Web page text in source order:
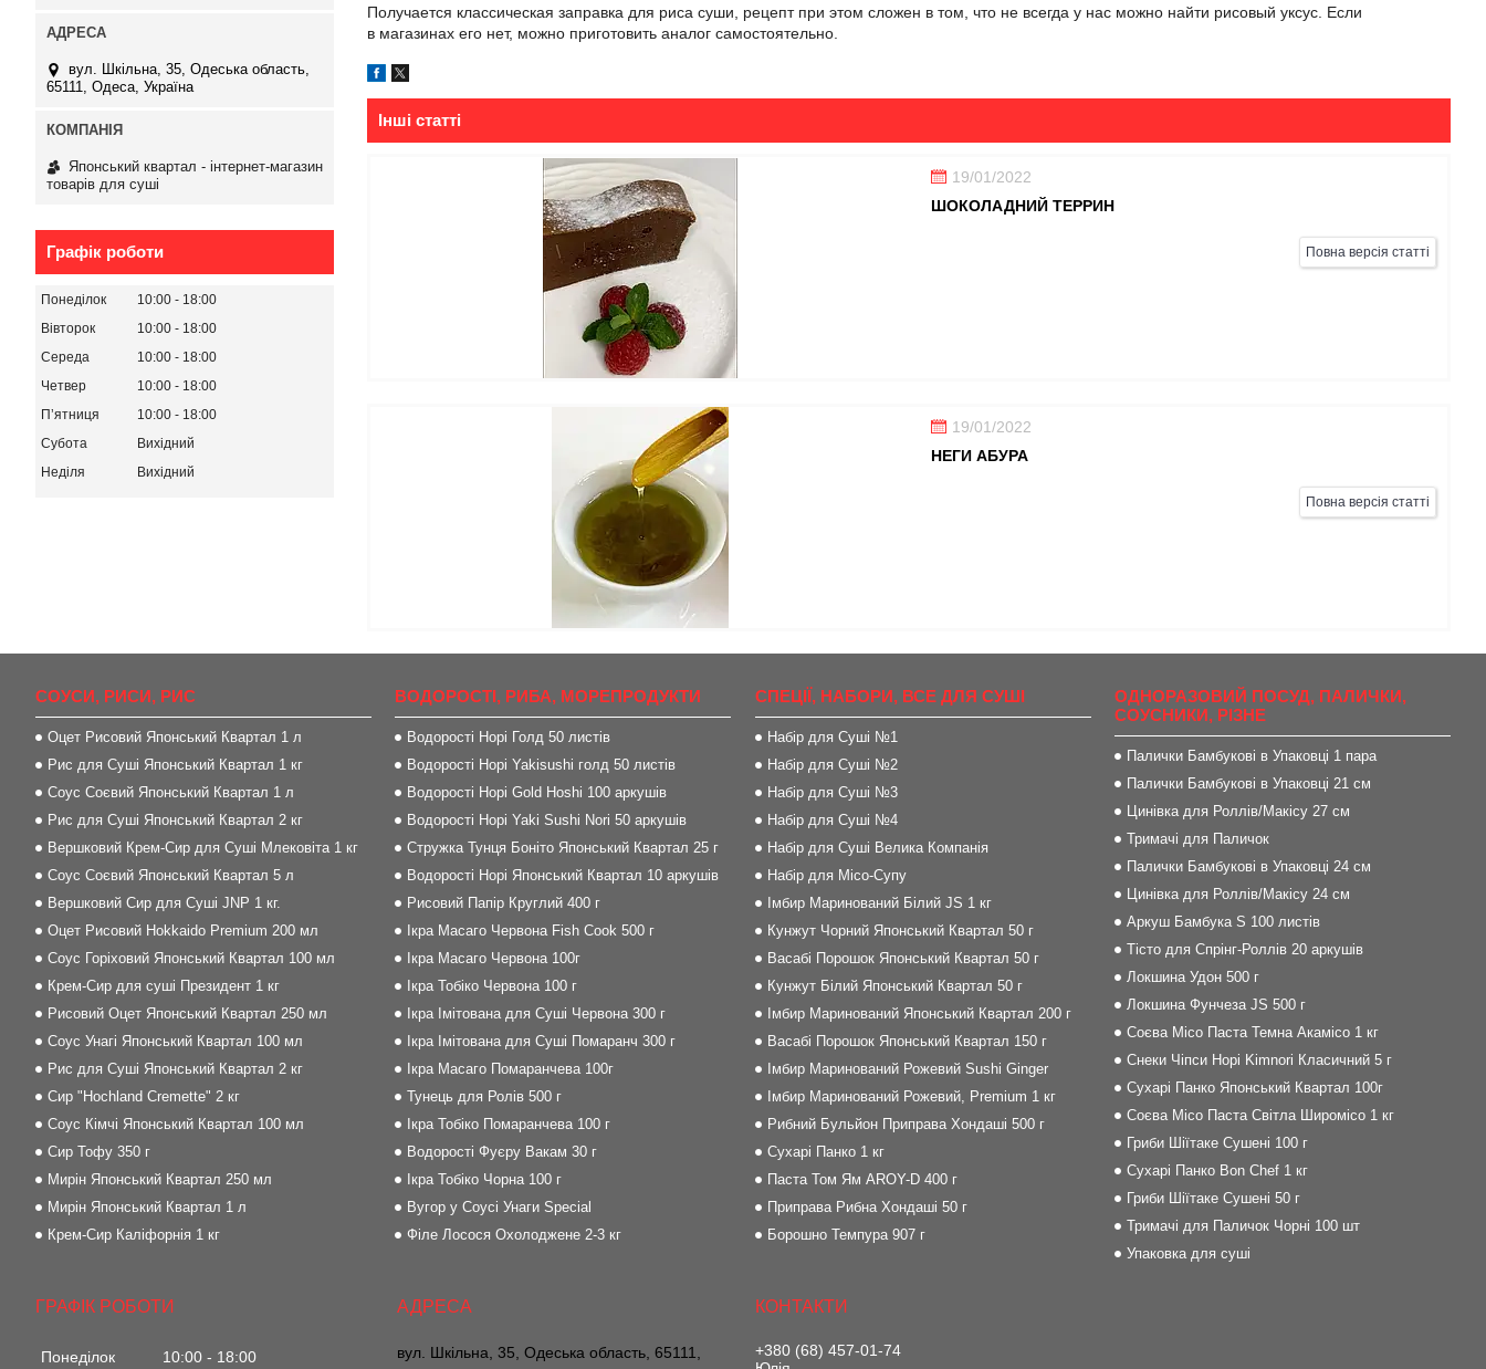
Получается классическая заправка для риса суши, рецепт при этом сложен в том, что не всегда у нас можно найти рисовый уксус. Если
в магазинах его нет, можно приготовить аналог самостоятельно.
Інші статті
19/01/2022
ШОКОЛАДНИЙ ТЕРРИН
Повна версія статті
19/01/2022
НЕГИ АБУРА
Повна версія статті
вул. Шкільна, 35, Одеська область,
65111, Одеса, Україна
Японський квартал - інтернет-магазин
товарів для суші
Графік роботи
Понеділок 10:00
18:00
Вівторок
10:00
18:00
Середа
10:00
18:00
Четвер
10:00
18:00
Пʼятниця
10:00
18:00
Субота
Вихідний
Неділя
Вихідний
СОУСИ, РИСИ, РИС
Оцет Рисовий Японський Квартал 1 л
Рис для Суші Японський Квартал 1 кг
Соус Соєвий Японський Квартал 1 л
Рис для Суші Японський Квартал 2 кг
Вершковий Крем-Сир для Суші Млековіта 1 кг
Соус Соєвий Японський Квартал 5 л
Вершковий Сир для Суші JNP 1 кг.
Оцет Рисовий Hokkaido Premium 200 мл
Соус Горіховий Японський Квартал 100 мл
Крем-Сир для суші Президент 1 кг
Рисовий Оцет Японський Квартал 250 мл
Соус Унагі Японський Квартал 100 мл
Рис для Суші Японський Квартал 2 кг
Сир "Hochland Cremette" 2 кг
Соус Кімчі Японський Квартал 100 мл
Сир Тофу 350 г
Мирін Японський Квартал 250 мл
Мирін Японський Квартал 1 л
Крем-Сир Каліфорнія 1 кг
ВОДОРОСТІ, РИБА, МОРЕПРОДУКТИ
Водорості Норі Голд 50 листів
Водорості Норі Yakisushi голд 50 листів
Водорості Норі Gold Hoshi 100 аркушів
Водорості Норі Yaki Sushi Nori 50 аркушів
Стружка Тунця Боніто Японський Квартал 25 г
Водорості Норі Японський Квартал 10 аркушів
Рисовий Папір Круглий 400 г
Ікра Масаго Червона Fish Cook 500 г
Ікра Масаго Червона 100г
Ікра Тобіко Червона 100 г
Ікра Імітована для Суші Червона 300 г
Ікра Імітована для Суші Помаранч 300 г
Ікра Масаго Помаранчева 100г
Тунець для Ролів 500 г
Ікра Тобіко Помаранчева 100 г
Водорості Фуєру Вакам 30 г
Ікра Тобіко Чорна 100 г
Вугор у Соусі Унаги Special
Філе Лосося Охолоджене 2-3 кг
СПЕЦІЇ, НАБОРИ, ВСЕ ДЛЯ СУШІ
Набір для Суші №1
Набір для Суші №2
Набір для Суші №3
Набір для Суші №4
Набір для Суші Велика Компанія
Набір для Місо-Супу
Імбир Маринований Білий JS 1 кг
Кунжут Чорний Японський Квартал 50 г
Васабі Порошок Японський Квартал 50 г
Кунжут Білий Японський Квартал 50 г
Імбир Маринований Японський Квартал 200 г
Васабі Порошок Японський Квартал 150 г
Імбир Маринований Рожевий Sushi Ginger
Імбир Маринований Рожевий, Premium 1 кг
Рибний Бульйон Приправа Хондаші 500 г
Сухарі Панко 1 кг
Паста Том Ям AROY-D 400 г
Приправа Рибна Хондаші 50 г
Борошно Темпура 907 г
ОДНОРАЗОВИЙ ПОСУД, ПАЛИЧКИ,
СОУСНИКИ, РІЗНЕ
Палички Бамбукові в Упаковці 1 пара
Палички Бамбукові в Упаковці 21 см
Цинівка для Роллів/Макісу 27 см
Тримачі для Паличок
Палички Бамбукові в Упаковці 24 см
Цинівка для Роллів/Макісу 24 см
Аркуш Бамбука S 100 листів
Тісто для Спрінг-Роллів 20 аркушів
Локшина Удон 500 г
Локшина Фунчеза JS 500 г
Соєва Місо Паста Темна Акамісо 1 кг
Снеки Чіпси Норі Kimnori Класичний 5 г
Сухарі Панко Японський Квартал 100г
Соєва Місо Паста Світла Широмісо 1 кг
Гриби Шіїтаке Сушені 100 г
Сухарі Панко Bon Сhef 1 кг
Гриби Шіїтаке Сушені 50 г
Тримачі для Паличок Чорні 100 шт
Упаковка для суші
ГРАФІК РОБОТИ
Понеділок 10:00 18:00
вул. Шкільна, 35, Одеська область, 65111,
+380 (68) 457-01-74